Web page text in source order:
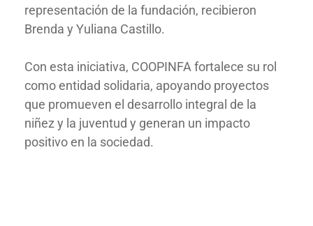
representación de la fundación, recibieron
Brenda y Yuliana Castillo.
Con esta iniciativa, COOPINFA fortalece su rol
como entidad solidaria, apoyando proyectos
que promueven el desarrollo integral de la
niñez y la juventud y generan un impacto
positivo en la sociedad.